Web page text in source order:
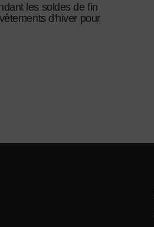
les soldes de fin
d'hiver pour